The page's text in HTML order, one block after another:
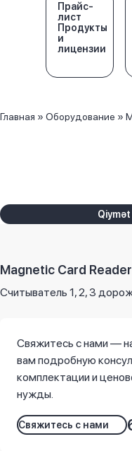
Прайс-
лист
Продукты
и
лицензии
Главная » Оборудование »
Qiymət
Magnetic Card
Считыватель 1, 2, 3
Свяжитесь с нами —
вам подробную
комплектации и
нужды.
Свяжитесь с нами